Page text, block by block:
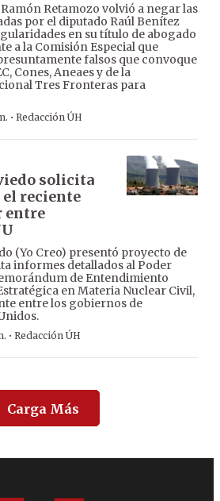
Retamozo volvió a negar las
por el diputado Raúl Benítez
en su título de abogado
a la Comisión Especial que
falsos que convoque
Cones, Aneaes y de la
Tres Fronteras para
· Redacción ÚH
solicita
reciente
entre
(Yo Creo) presentó proyecto de
informes detallados al Poder
de Entendimiento
en Materia Nuclear Civil,
entre los gobiernos de
· Redacción ÚH
Carga Más